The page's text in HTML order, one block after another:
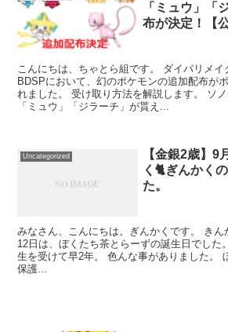
「ミュウ」「
布が決定！【公
こんにちは、ちゃとら組です。 ダイパリメイ
BDSPにおいて、幻のポケモンの追加配布が
れました。 受け取り方法を解説します。 ソ
「ミュウ」「ジラーチ」が貰え...
Uncategorized
【金銀2歳】9
く🐈️ぎんかく
た。
みなさん、こんにちは。ぎんかくです。 きん
12日は、ぼくたち茶とらーずの誕生日でした
生を受けて早2年。 色んな事がありました。
保護...